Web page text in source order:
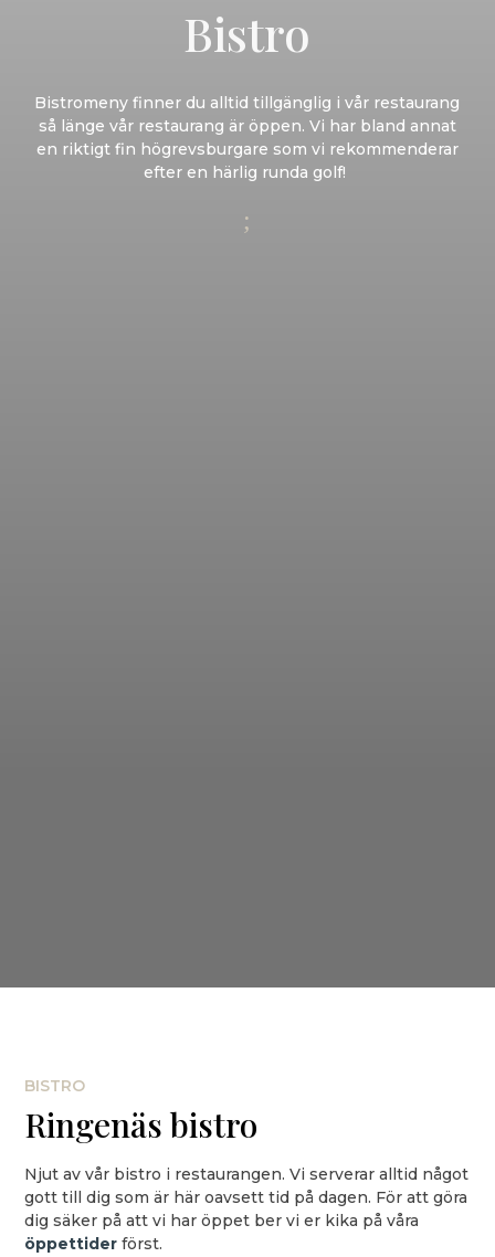
Bistro
Bistromeny finner du alltid tillgänglig i vår restaurang
så länge vår restaurang är öppen. Vi har bland annat
en riktigt fin högrevsburgare som vi rekommenderar
efter en härlig runda golf!
;
BISTRO
Ringenäs bistro
Njut av vår bistro i restaurangen. Vi serverar alltid något
gott till dig som är här oavsett tid på dagen. För att göra
dig säker på att vi har öppet ber vi er kika på våra
öppettider först.